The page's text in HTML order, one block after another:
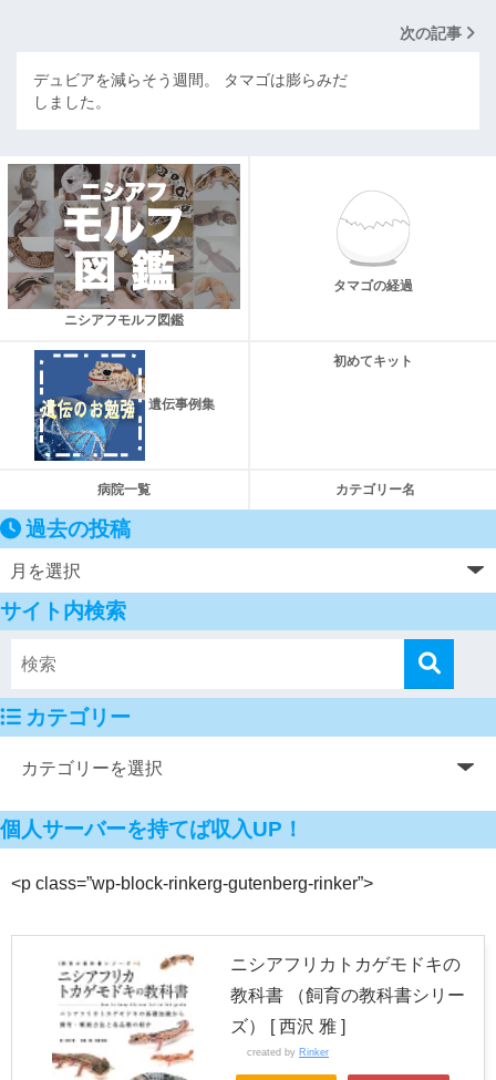
次の記事
デュビアを減らそう週間。 タマゴは膨らみだ
しました。
ニシアフモルフ図鑑
タマゴの経過
遺伝事例集
初めてキット
病院一覧 カテゴリー名
過去の投稿
サイト内検索
カテゴリー
個人サーバーを持てば収入UP！
<p class=”wp-block-rinkerg-gutenberg-rinker”>
ニシアフリカトカゲモドキの
教科書 （飼育の教科書シリー
ズ） [ 西沢 雅 ]
created by Rinker